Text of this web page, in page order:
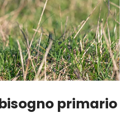
primario